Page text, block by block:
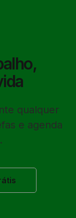
qualquer
e agenda